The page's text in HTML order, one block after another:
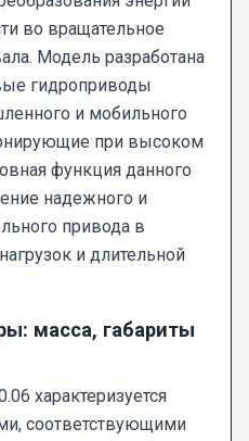
во вращательное
Модель разработана
гидроприводы
и мобильного
при высоком
функция данного
надежного и
привода в
и длительной
масса, габариты
характеризуется
соответствующими